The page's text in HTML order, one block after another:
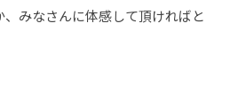
みなさんに体感して頂ければと